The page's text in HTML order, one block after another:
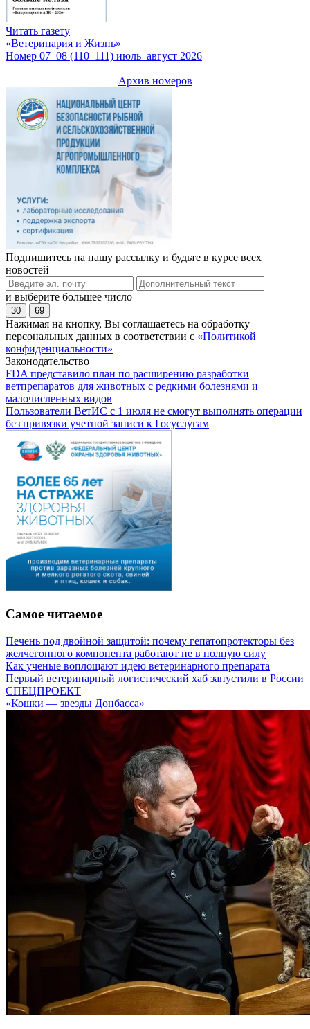
Читать газету
«Ветеринария и Жизнь»
Номер 07–08 (110–111) июль–август 2026
Архив номеров
Подпишитесь на нашу рассылку и будьте в курсе всех
новостей
и выберите большее число
30 69
Нажимая на кнопку, Вы соглашаетесь на обработку
персональных данных в соответствии с «Политикой
конфиденциальности»
Законодательство
FDA представило план по расширению разработки
ветпрепаратов для животных с редкими болезнями и
малочисленных видов
Пользователи ВетИС с 1 июля не смогут выполнять операции
без привязки учетной записи к Госуслугам
Самое читаемое
Печень под двойной защитой: почему гепатопротекторы без
желчегонного компонента работают не в полную силу
Как ученые воплощают идею ветеринарного препарата
Первый ветеринарный логистический хаб запустили в России
СПЕЦПРОЕКТ
«Кошки — звезды Донбасса»